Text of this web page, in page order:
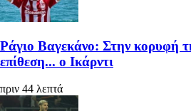
Ράγιο Βαγεκάνο: Στην κορυφή
επίθεση... ο Ικάρντι
πριν 44 λεπτά